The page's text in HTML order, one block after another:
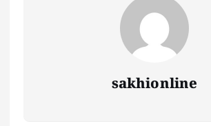
sakhionline